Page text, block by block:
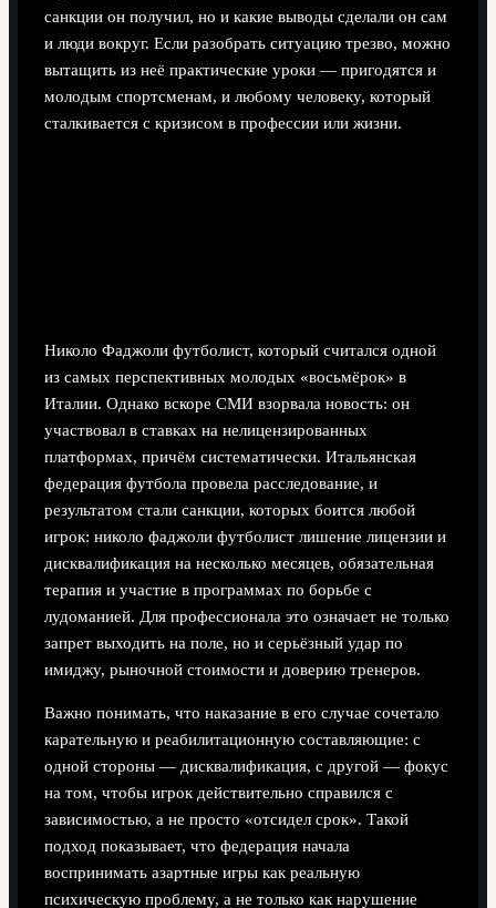
санкции он получил, но и какие выводы сделали он сам
и люди вокруг. Если разобрать ситуацию трезво, можно
вытащить из неё практические уроки — пригодятся и
молодым спортсменам, и любому человеку, который
сталкивается с кризисом в профессии или жизни.
Николо Фаджоли футболист, который считался одной
из самых перспективных молодых «восьмёрок» в
Италии. Однако вскоре СМИ взорвала новость: он
участвовал в ставках на нелицензированных
платформах, причём систематически. Итальянская
федерация футбола провела расследование, и
результатом стали санкции, которых боится любой
игрок: николо фаджоли футболист лишение лицензии и
дисквалификация на несколько месяцев, обязательная
терапия и участие в программах по борьбе с
лудоманией. Для профессионала это означает не только
запрет выходить на поле, но и серьёзный удар по
имиджу, рыночной стоимости и доверию тренеров.
Важно понимать, что наказание в его случае сочетало
карательную и реабилитационную составляющие: с
одной стороны — дисквалификация, с другой — фокус
на том, чтобы игрок действительно справился с
зависимостью, а не просто «отсидел срок». Такой
подход показывает, что федерация начала
воспринимать азартные игры как реальную
психическую проблему, а не только как нарушение